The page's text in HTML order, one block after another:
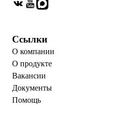
Ссылки
О компании
О продукте
Вакансии
Документы
Помощь